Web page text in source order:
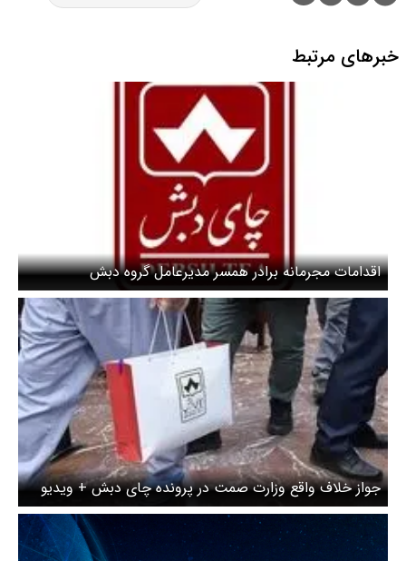
خبرهای مرتبط
اقدامات مجرمانه برادر همسر مدیرعامل گروه دبش
جواز خلاف واقع وزارت صمت در پرونده چای دبش + ویدیو